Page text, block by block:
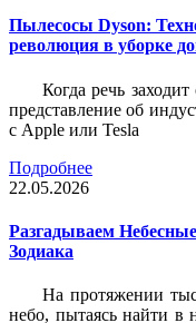
Пылесосы Dyson:
революция в уборке
Когда речь
представление об
с Apple или Tesla
Подробнее
22.05.2026
Разгадываем
Зодиака
На протяжении
небо, пытаясь найти в